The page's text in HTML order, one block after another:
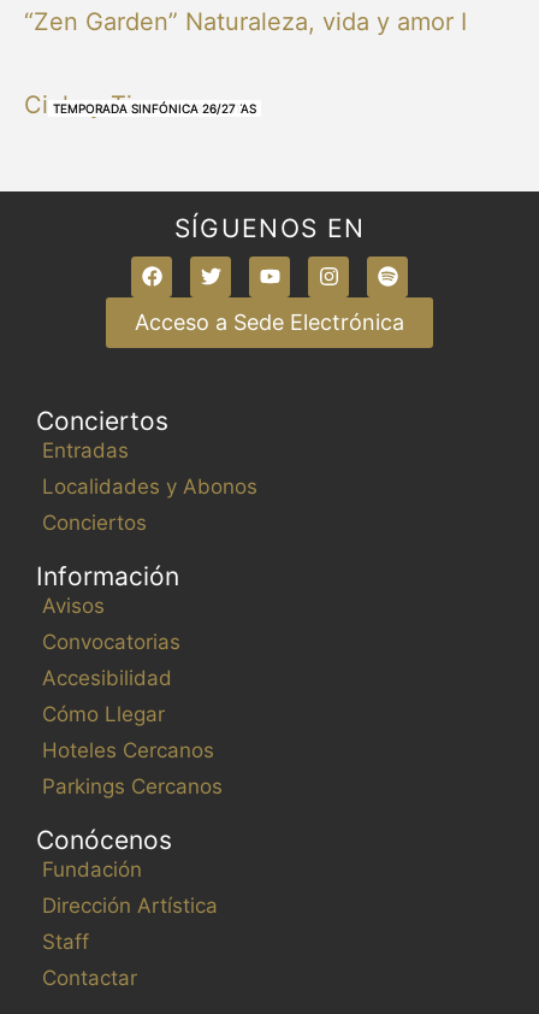
NUESTRAS BANDAS Y ORQUESTAS
NUESTRAS BANDAS Y ORQUESTAS
OTRAS MÚSICAS
NUESTRAS BANDAS Y ORQUESTAS
NUESTRAS BANDAS Y ORQUESTAS
TEMPORADA SINFÓNICA 26/27
TEMPORADA SINFÓNICA 26/27
“Zen Garden” Naturaleza, vida y amor I
TEMPORADA SINFÓNICA 26/27
Cielo y Tierra
TEMPORADA SINFÓNICA 26/27
SÍGUENOS EN
Acceso a Sede Electrónica
Conciertos
Entradas
Localidades y Abonos
Conciertos
Información
Avisos
Convocatorias
Accesibilidad
Cómo Llegar
Hoteles Cercanos
Parkings Cercanos
Conócenos
Fundación
Dirección Artística
Staff
Contactar